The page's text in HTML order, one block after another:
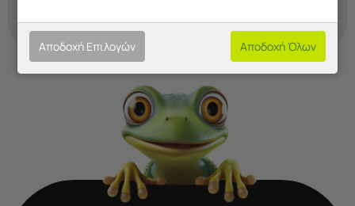
Αποδοχή Επιλογών Αποδοχή Όλων